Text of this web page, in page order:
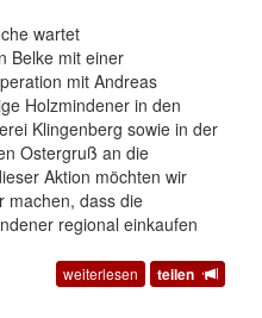
wartet
Belke mit einer
mit Andreas
Holzmindener in den
Klingenberg sowie in der
Ostergruß an die
Aktion möchten wir
machen, dass die
regional einkaufen
weiterlesen teilen